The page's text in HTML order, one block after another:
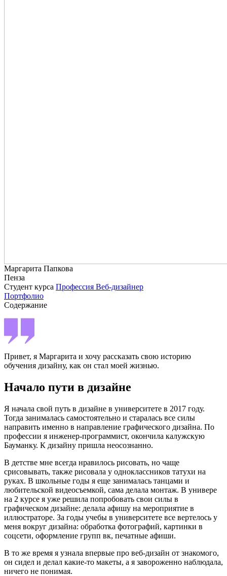
Маргарита Папкова
Пенза
Студент курса Профессия Веб-дизайнер
Портфолио
Содержание
Привет, я Маргарита и хочу рассказать свою историю
обучения дизайну, как он стал моей жизнью.
Начало пути в дизайне
Я начала свой путь в дизайне в университете в 2017 году.
Тогда занималась самостоятельно и старалась все силы
направить именно в направление графического дизайна. По
профессии я инженер-программист, окончила калужскую
Бауманку. К дизайну пришла неосознанно.
В детстве мне всегда нравилось рисовать, но чаще
срисовывать, также рисовала у одноклассников татухи на
руках. В школьные годы я еще занималась танцами и
любительской видеосъемкой, сама делала монтаж. В универе
на 2 курсе я уже решила попробовать свои силы в
графическом дизайне: делала афишу на мероприятие в
иллюстраторе. За годы учебы в университете все вертелось у
меня вокруг дизайна: обработка фотографий, картинки в
соцсети, оформление групп вк, печатные афиши.
В то же время я узнала впервые про веб-дизайн от знакомого,
он сидел и делал какие-то макеты, а я завороженно наблюдала,
ничего не понимая.